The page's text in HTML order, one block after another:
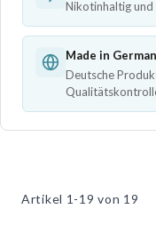
Nikotinhaltig
Made in
Deutsche
Artikel 1-19 von 19